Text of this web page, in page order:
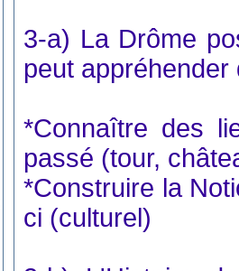
3-a) La Drôme
peut appréhender
*Connaître des
passé (tour,
*Construire la
ci (culturel)